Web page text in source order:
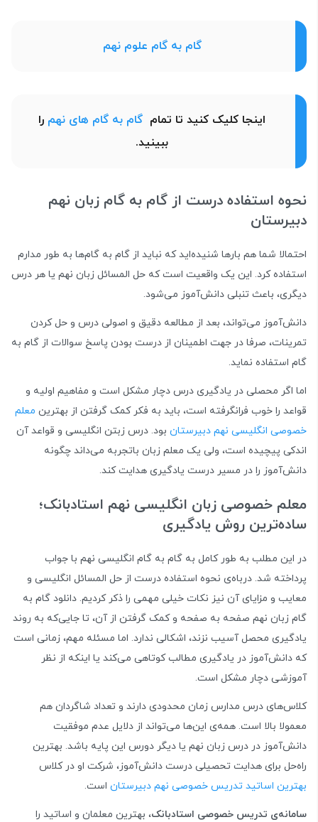
گام به گام علوم نهم
اینجا کلیک کنید تا تمام گام به گام های نهم را
ببینید.
نحوه استفاده درست از گام به گام زبان نهم
دبیرستان
احتمالا شما هم بارها شنیده‌اید که نباید از گام به گام‌ها به طور مدارم
استفاده کرد. این یک واقعیت است که حل المسائل زبان نهم یا هر درس
دیگری، باعث تنبلی دانش‌آموز می‌شود.
دانش‌آموز می‌تواند، بعد از مطالعه دقیق و اصولی درس و حل کردن
تمرینات، صرفا در جهت اطمینان از درست بودن پاسخ‌ سوالات از گام به
گام استفاده نماید.
اما اگر محصلی در یادگیری درس دچار مشکل است و مفاهیم اولیه و
قواعد را خوب فرانگرفته است، باید به فکر کمک گرفتن از بهترین معلم
خصوصی انگلیسی نهم دبیرستان بود. درس زبتن انگلیسی و قواعد آن
اندکی پیچیده است، ولی یک معلم زبان باتجربه می‌داند چگونه
دانش‌آموز را در مسیر درست یادگیری هدایت کند.
معلم خصوصی زبان انگلیسی نهم استادبانک؛
ساده‌ترین روش یادگیری
در این مطلب به طور کامل به گام به گام انگلیسی نهم با جواب
پرداخته شد. درباه‌ی نحوه استفاده درست از حل المسائل انگلیسی و
معایب و مزایای آن نیز نکات خیلی مهمی را ذکر کردیم. دانلود گام به
گام زبان نهم صفحه به صفحه و کمک گرفتن از آن، تا جایی‌که به روند
یادگیری محصل آسیب نزند، اشکالی ندارد. اما مسئله مهم، زمانی است
که دانش‌آموز در یادگیری مطالب کوتاهی می‌کند یا اینکه از نظر
آموزشی دچار مشکل است.
کلاس‌های درس مدارس زمان محدودی دارند و تعداد شاگردان هم
معمولا بالا است. همه‌ی این‌ها می‌تواند از دلایل عدم موفقیت
دانش‌آموز در درس زبان نهم یا دیگر دورس این پایه باشد. بهترین
راه‌حل برای هدایت تحصیلی درست دانش‌آموز، شرکت او در کلاس
بهترین اساتید تدریس خصوصی نهم دبیرستان است.
سامانه‌ی تدریس خصوصی استادبانک، بهترین معلمان و اساتید را